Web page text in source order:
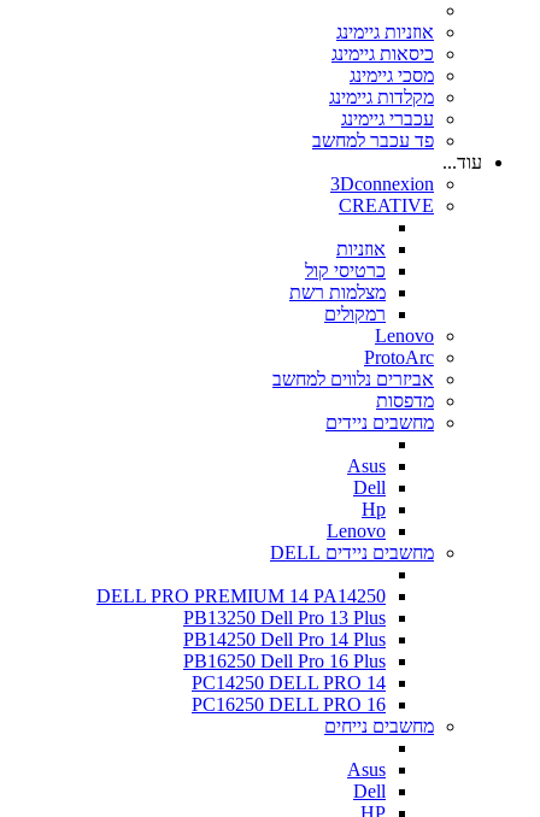
אוזניות גיימינג
כיסאות גיימינג
מסכי גיימינג
מקלדות גיימינג
עכברי גיימינג
פד עכבר למחשב
עוד...
3Dconnexion
CREATIVE
אוזניות
כרטיסי קול
מצלמות רשת
רמקולים
Lenovo
ProtoArc
אביזרים נלווים למחשב
מדפסות
מחשבים ניידים
Asus
Dell
Hp
Lenovo
מחשבים ניידים DELL
DELL PRO PREMIUM 14 PA14250
PB13250 Dell Pro 13 Plus
PB14250 Dell Pro 14 Plus
PB16250 Dell Pro 16 Plus
PC14250 DELL PRO 14
PC16250 DELL PRO 16
מחשבים נייחים
Asus
Dell
HP